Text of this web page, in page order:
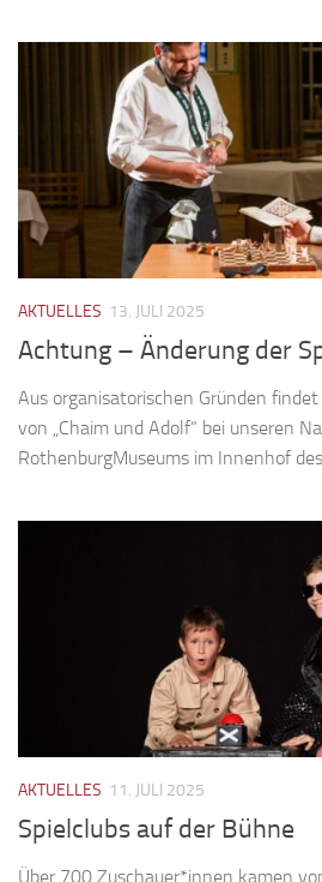
AKTUELLES 13. JULI 2025
Achtung – Änderung der
Aus organisatorischen Gründen
von „Chaim und Adolf“ bei unseren
RothenburgMuseums im Innenhof
AKTUELLES 11. JULI 2025
Spielclubs auf der Bühne
Über 700 Zuschauer*innen kamen